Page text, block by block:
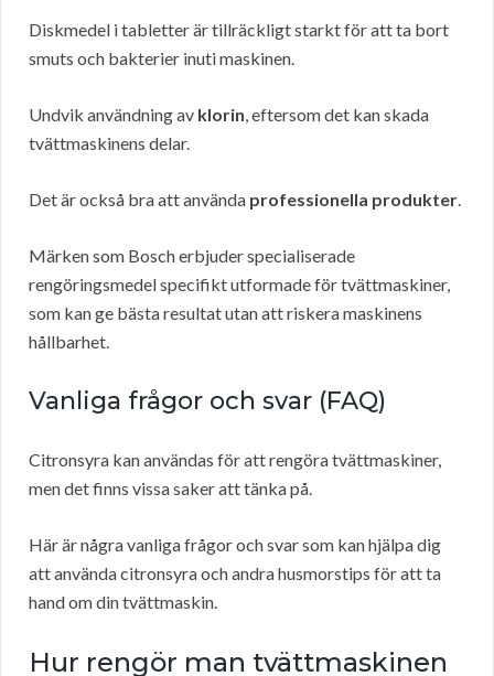
Diskmedel i tabletter är tillräckligt starkt för att ta bort
smuts och bakterier inuti maskinen.
Undvik användning av klorin, eftersom det kan skada
tvättmaskinens delar.
Det är också bra att använda professionella produkter.
Märken som Bosch erbjuder specialiserade
rengöringsmedel specifikt utformade för tvättmaskiner,
som kan ge bästa resultat utan att riskera maskinens
hållbarhet.
Vanliga frågor och svar (FAQ)
Citronsyra kan användas för att rengöra tvättmaskiner,
men det finns vissa saker att tänka på.
Här är några vanliga frågor och svar som kan hjälpa dig
att använda citronsyra och andra husmorstips för att ta
hand om din tvättmaskin.
Hur rengör man tvättmaskinen